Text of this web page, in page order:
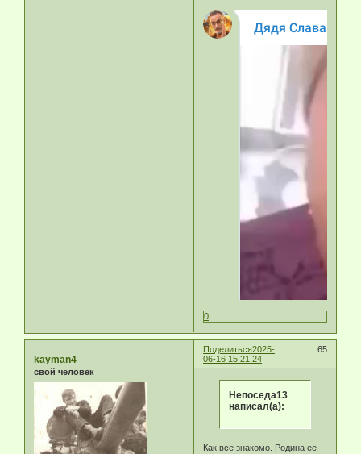
0
Поделиться 65
2025-
06-16 15:21:24
kayman4
свой человек
Непоседа13
написал(а):
Как все знакомо. Родина ее